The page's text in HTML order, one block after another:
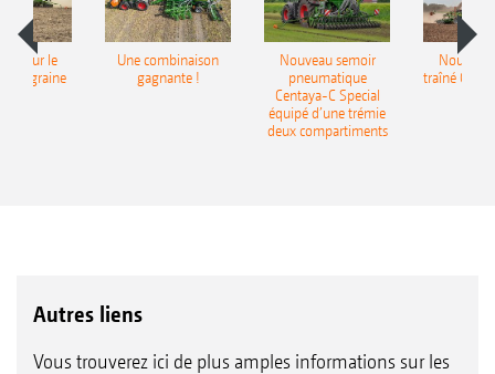
pour le
Une combinaison
gagnante !
Nouveau semoir
pneumatique
Centaya-C Special
équipé d’une trémie
deux compartiments
traîné
Autres liens
Vous trouverez ici de plus amples informations sur les